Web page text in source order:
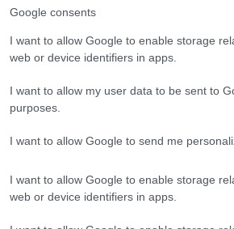
Google consents
I want to allow Google to enable storage
web or device identifiers in apps.
I want to allow my user data to be sent to
purposes.
I want to allow Google to send me
I want to allow Google to enable storage
web or device identifiers in apps.
paradicsoma meglepően
mint amit az első pillantásra
a vízellátást és a
csak annak jelenthet
kockázatokkal is